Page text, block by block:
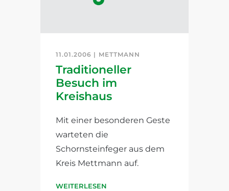
11.01.2006 | METTMANN
Traditioneller
Besuch im
Kreishaus
Mit einer besonderen Geste
warteten die
Schornsteinfeger aus dem
Kreis Mettmann auf.
WEITERLESEN